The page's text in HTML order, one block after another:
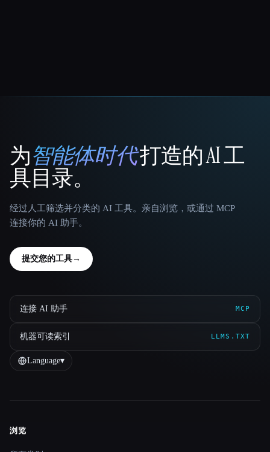
That AI Collection
为智能体时代打造的 AI 工
具目录。
经过人工筛选并分类的 AI 工具。亲自浏览，或通过 MCP
连接你的 AI 助手。
提交您的工具→
连接 AI 助手 MCP
机器可读索引 LLMS.TXT
Language▾
Site navigation
浏览